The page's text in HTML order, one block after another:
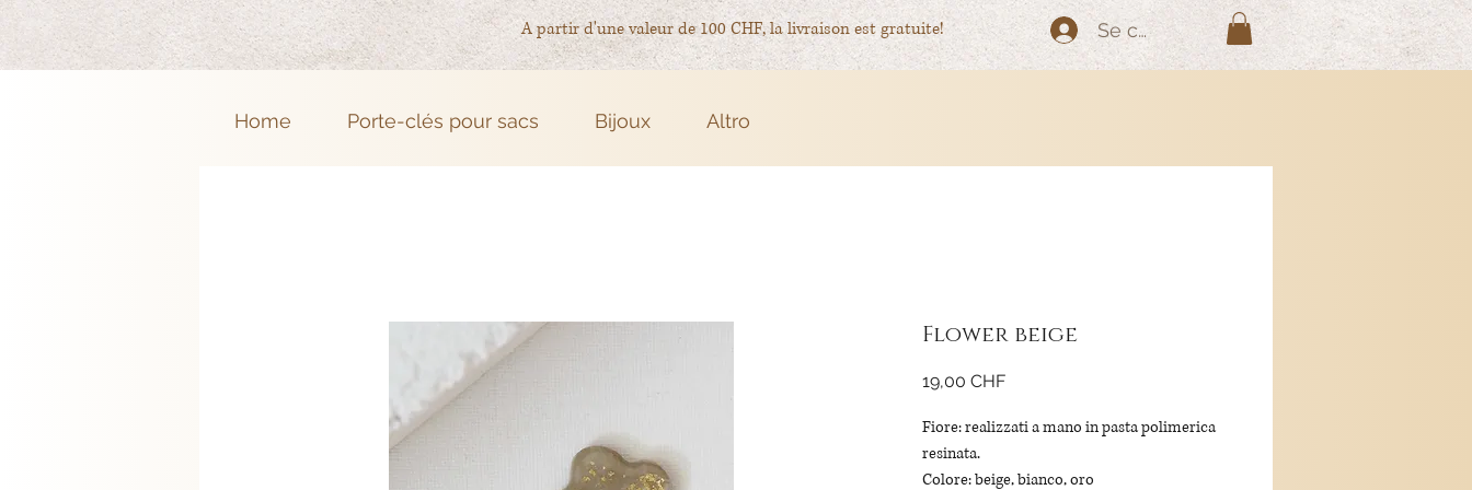
A partir d'une valeur de 100 CHF, la livraison est gratuite! Se connecter
Home Porte-clés pour sacs Bijoux Altro
Flower beige
19,00 CHFPrix
Fiore: realizzati a mano in pasta polimerica
resinata.
Colore: beige, bianco, oro